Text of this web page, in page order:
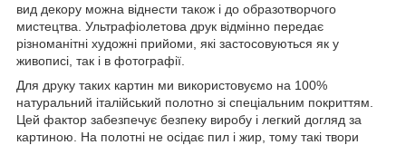
вид декору можна віднести також і до образотворчого
мистецтва. Ультрафіолетова друк відмінно передає
різноманітні художні прийоми, які застосовуються як у
живописі, так і в фотографії.
Для друку таких картин ми використовуємо на 100%
натуральний італійський полотно зі спеціальним покриттям.
Цей фактор забезпечує безпеку виробу і легкий догляд за
картиною. На полотні не осідає пил і жир, тому такі твори